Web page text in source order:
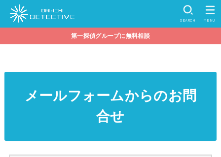
SEARCH MENU
第一探偵グループに無料相談
メールフォームからのお問
合せ